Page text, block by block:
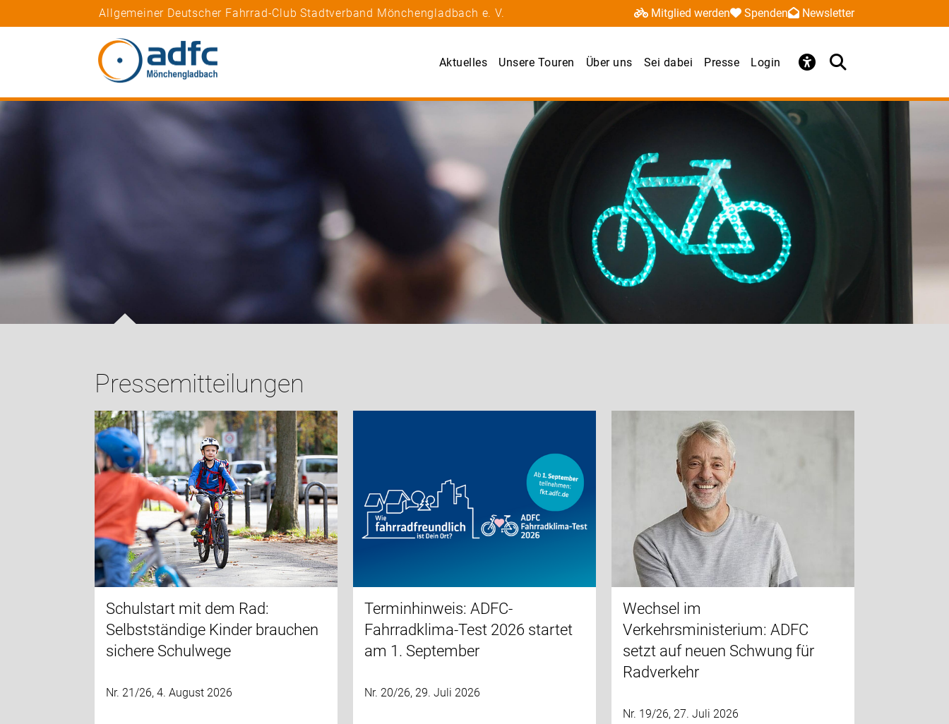
Allgemeiner Deutscher Fahrrad-Club Stadtverband Mönchengladbach e. V. Mitglied werden Spenden Newsletter
Aktuelles Unsere Touren Über uns Sei dabei Presse Login
Pressemitteilungen
Schulstart mit dem Rad:
Selbstständige Kinder brauchen
sichere Schulwege
Nr. 21/26, 4. August 2026
Terminhinweis: ADFC-
Fahrradklima-Test 2026 startet
am 1. September
Nr. 20/26, 29. Juli 2026
Wechsel im
Verkehrsministerium: ADFC
setzt auf neuen Schwung für
Radverkehr
Nr. 19/26, 27. Juli 2026